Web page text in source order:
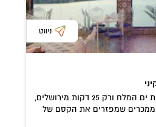
ניווט
בלב מדבר יהודה, על גדות ים המלח ורק 25 דקות מירושלים,
ממכרים שמפזרים את הקסם של